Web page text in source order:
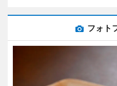
フォト